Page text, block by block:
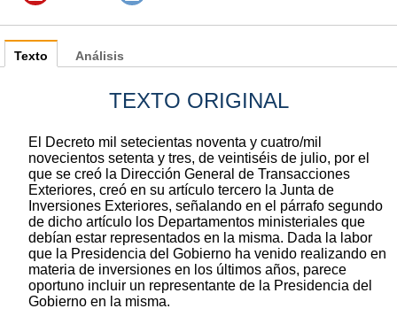
Texto
TEXTO ORIGINAL
El Decreto mil setecientas noventa y cuatro/mil
novecientos setenta y tres, de veintiséis de julio, por el
que se creó la Dirección General de Transacciones
Exteriores, creó en su artículo tercero la Junta de
Inversiones Exteriores, señalando en el párrafo segundo
de dicho artículo los Departamentos ministeriales que
debían estar representados en la misma. Dada la labor
que la Presidencia del Gobierno ha venido realizando en
materia de inversiones en los últimos años, parece
oportuno incluir un representante de la Presidencia del
Gobierno en la misma.
Análisis